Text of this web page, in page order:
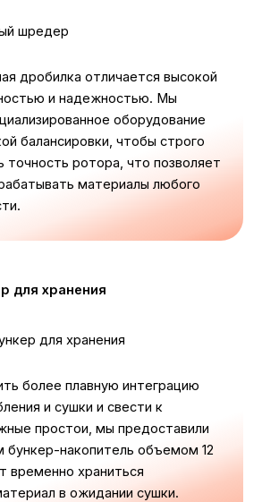
дробилка отличается высокой
и надежностью. Мы
оборудование
балансировки, чтобы строго
точность ротора, что позволяет
материалы любого
для хранения
более плавную интеграцию
и сушки и свести к
простои, мы предоставили
бункер-накопитель объемом 12
храниться
в ожидании сушки.